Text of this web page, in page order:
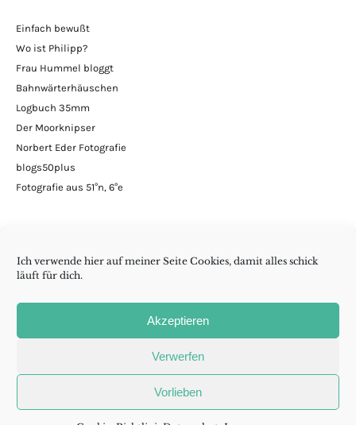
Ich verwende hier auf meiner Seite Cookies, damit alles schick
läuft für dich.
Akzeptieren
Verwerfen
Vorlieben
Einfach bewußt
Wo ist Philipp?
Frau Hummel bloggt
Bahnwärterhäuschen
Logbuch 35mm
Der Moorknipser
Norbert Eder Fotografie
blogs50plus
Fotografie aus 51°n, 6°e
Minimalismus | DIY | Handarbeiten | andern Krams
Madame
Aurelia
RSS Cookie-
Richtlinie